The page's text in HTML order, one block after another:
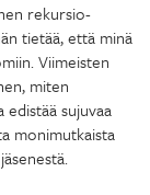
rekursio-
tietää, että minä
Viimeisten
miten
sujuvaa
monimutkaista